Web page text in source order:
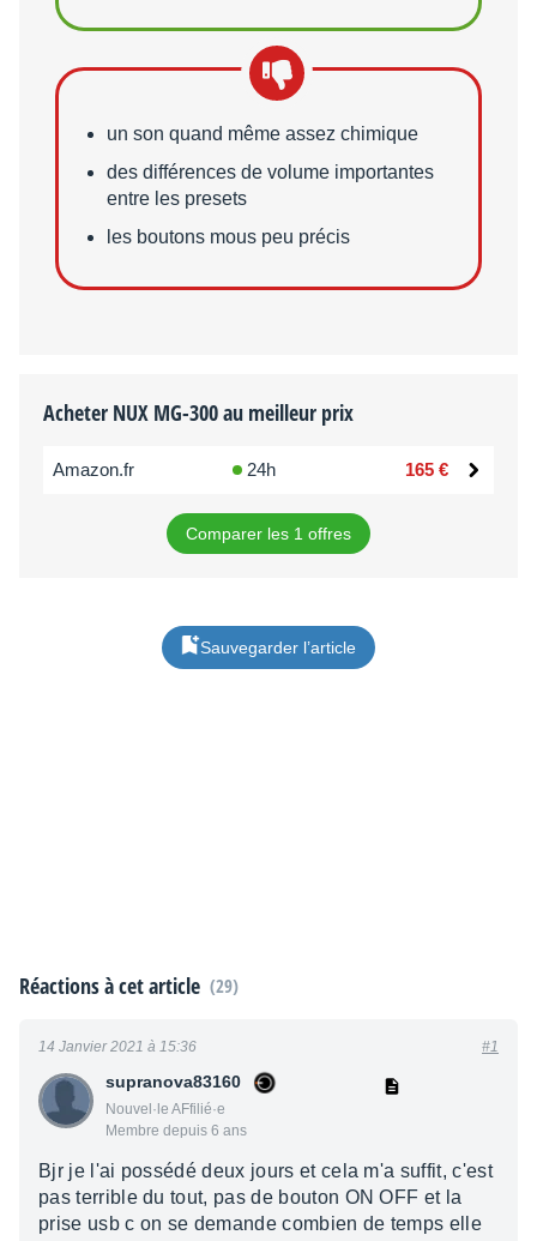
Points faibles
un son quand même assez chimique
des différences de volume importantes
entre les presets
les boutons mous peu précis
Acheter NUX MG-300 au meilleur prix
Amazon.fr 24h 165 €
Comparer les 1 offres
Sauvegarder l’article
Réactions à cet article (29)
supranova83160
Nouvel·le AFfilié·e
Membre depuis 6 ans
14 Janvier 2021 à 15:36 #1
Bjr je l'ai possédé deux jours et cela m'a suffit, c'est
pas terrible du tout, pas de bouton ON OFF et la
prise usb c on se demande combien de temps elle